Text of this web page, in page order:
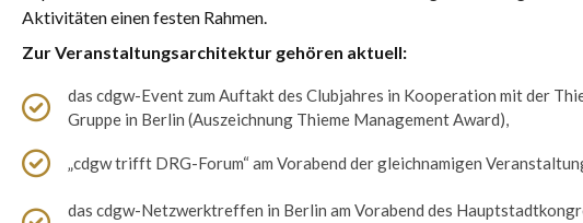
Aktivitäten einen festen Rahmen.
Zur Veranstaltungsarchitektur gehören aktuell:
das cdgw-Event zum Auftakt des Clubjahres in Kooperation mit der
Gruppe in Berlin (Auszeichnung Thieme Management Award),
„cdgw trifft DRG-Forum“ am Vorabend der gleichnamigen
das cdgw-Netzwerktreffen in Berlin am Vorabend des